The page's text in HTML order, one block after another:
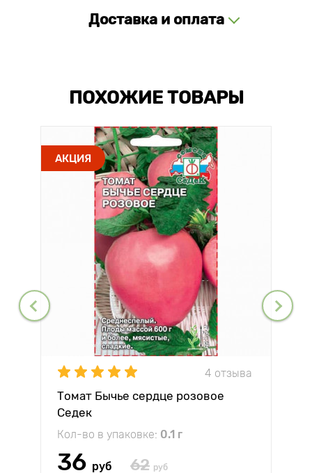
Доставка и оплата
ПОХОЖИЕ ТОВАРЫ
АКЦИЯ
4 отзыва
Томат Бычье сердце розовое
Седек
Кол-во в упаковке: 0.1 г
36 руб 62 руб